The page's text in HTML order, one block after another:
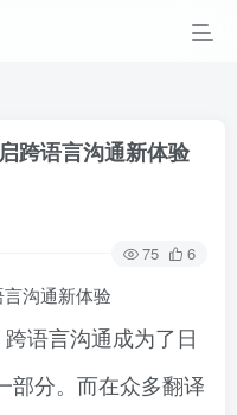
跨语言沟通新体验
75 6
沟通新体验
语言沟通成为了日
部分。而在众多翻译